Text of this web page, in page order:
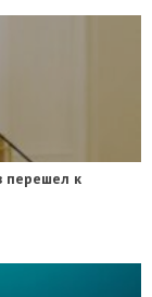
перешел к